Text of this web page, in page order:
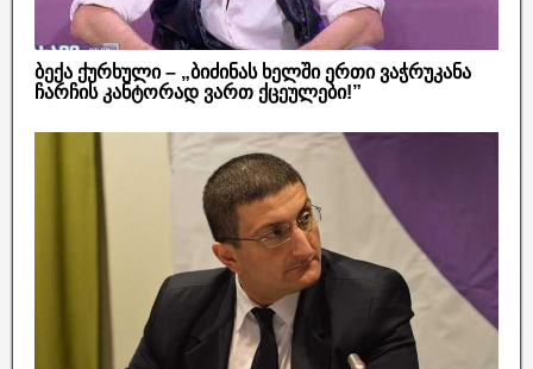
ბექა ქურხული – „ბიძინას ხელში ერთი ვაჭრუკანა
ჩარჩის კანტორად ვართ ქცეულები!”